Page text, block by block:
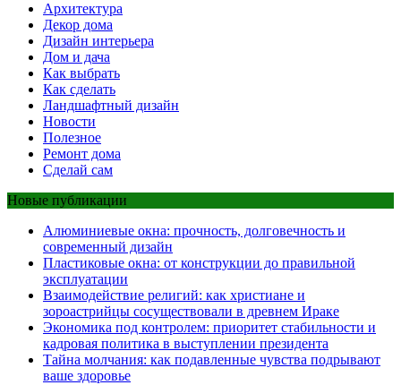
Архитектура
Декор дома
Дизайн интерьера
Дом и дача
Как выбрать
Как сделать
Ландшафтный дизайн
Новости
Полезное
Ремонт дома
Сделай сам
Новые публикации
Алюминиевые окна: прочность, долговечность и
современный дизайн
Пластиковые окна: от конструкции до правильной
эксплуатации
Взаимодействие религий: как христиане и
зороастрийцы сосуществовали в древнем Ираке
Экономика под контролем: приоритет стабильности и
кадровая политика в выступлении президента
Тайна молчания: как подавленные чувства подрывают
ваше здоровье